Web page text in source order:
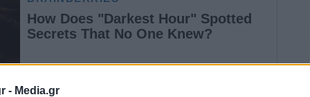
- Media.gr